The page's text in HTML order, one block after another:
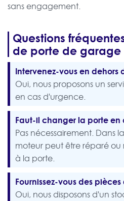
sans engagement.
Questions
de porte de garage
Intervenez-vous en dehors
Oui, nous proposons un
en cas d'urgence.
Faut-il changer la porte
Pas nécessairement. Dans
moteur peut être réparé
à la porte.
Fournissez-vous des
Oui, nous disposons d'un